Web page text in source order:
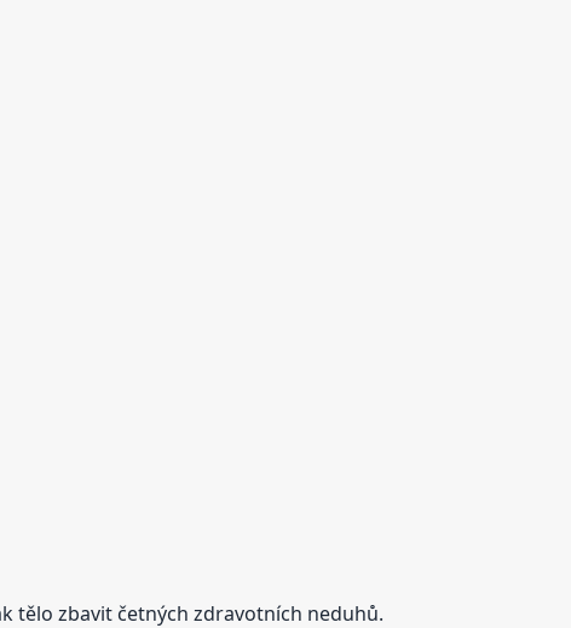
tělo zbavit četných zdravotních neduhů.